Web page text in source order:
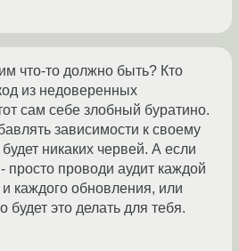
что-то должно быть? Кто
из недоверенных
сам себе злобный буратино.
зависимости к своему
будет никаких червей. А если
просто проводи аудит каждой
каждого обновления, или
будет это делать для тебя.